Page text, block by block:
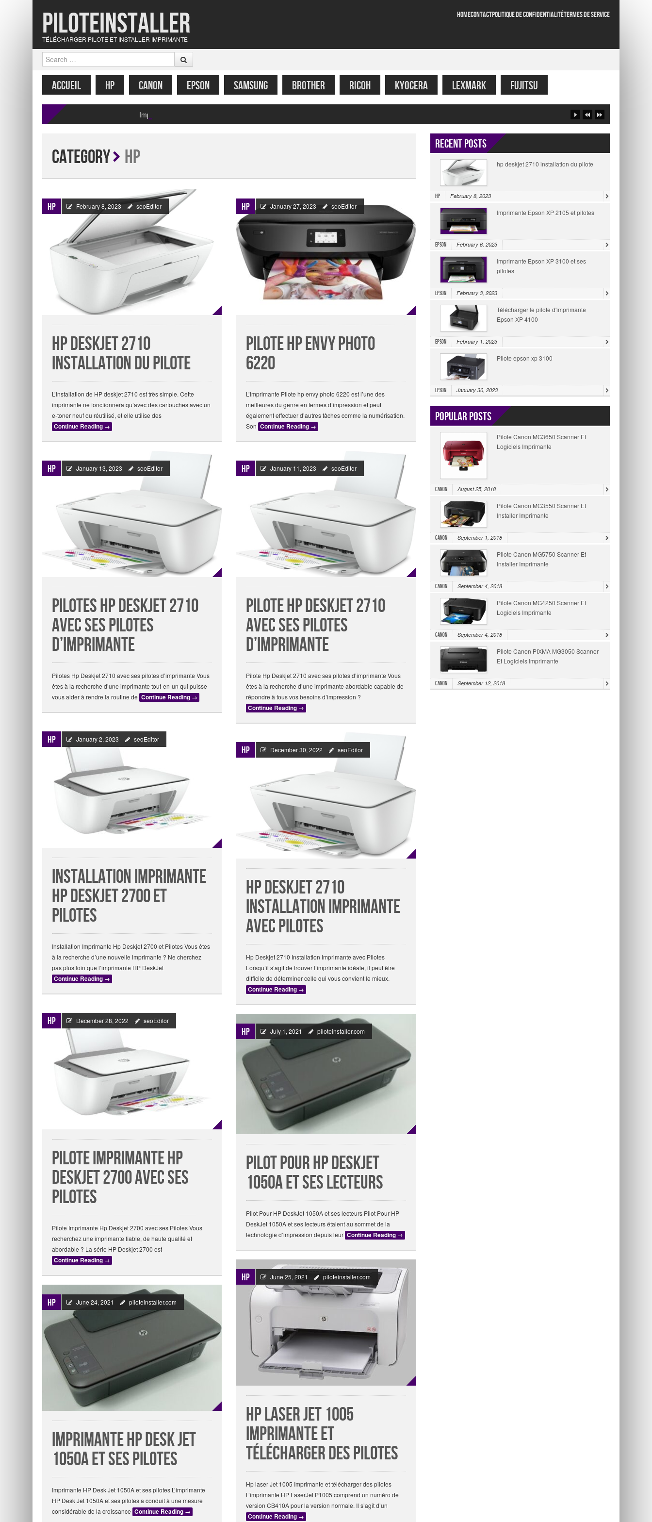
Piloteinstaller
TÉLÉCHARGER PILOTE ET INSTALLER IMPRIMANTE
HOMECONTACTPOLITIQUE DE CONFIDENTIALITÉTERMES DE SERVICE
Search
MENU
SKIP TO CONTENT
ACCUEIL HP CANON EPSON SAMSUNG BROTHER RICOH KYOCERA LEXMARK FUJITSU
Imprimante Epson XP 2105 et pilotes
Category HP
HP February 8, 2023 seoEditor
hp deskjet 2710
installation du pilote
L’installation de HP deskjet 2710 est très simple. Cette
imprimante ne fonctionnera qu’avec des cartouches avec un
e-toner neuf ou réutilisé, et elle utilise des
Continue Reading →
HP January 27, 2023 seoEditor
Pilote hp envy photo
6220
L’imprimante Pilote hp envy photo 6220 est l’une des
meilleures du genre en termes d’impression et peut
également effectuer d’autres tâches comme la numérisation.
Son Continue Reading →
HP January 13, 2023 seoEditor
Pilotes Hp Deskjet 2710
avec ses pilotes
d’imprimante
Pilotes Hp Deskjet 2710 avec ses pilotes d’imprimante Vous
êtes à la recherche d’une imprimante tout-en-un qui puisse
vous aider à rendre la routine de Continue Reading →
HP January 11, 2023 seoEditor
Pilote Hp Deskjet 2710
avec ses pilotes
d’imprimante
Pilote Hp Deskjet 2710 avec ses pilotes d’imprimante Vous
êtes à la recherche d’une imprimante abordable capable de
répondre à tous vos besoins d’impression ?
Continue Reading →
HP January 2, 2023 seoEditor
Installation Imprimante
Hp Deskjet 2700 et
Pilotes
Installation Imprimante Hp Deskjet 2700 et Pilotes Vous êtes
à la recherche d’une nouvelle imprimante ? Ne cherchez
pas plus loin que l’imprimante HP DeskJet
Continue Reading →
HP December 30, 2022 seoEditor
Hp Deskjet 2710
Installation Imprimante
avec Pilotes
Hp Deskjet 2710 Installation Imprimante avec Pilotes
Lorsqu’il s’agit de trouver l’imprimante idéale, il peut être
difficile de déterminer celle qui vous convient le mieux.
Continue Reading →
HP December 28, 2022 seoEditor
Pilote Imprimante Hp
Deskjet 2700 avec ses
Pilotes
Pilote Imprimante Hp Deskjet 2700 avec ses Pilotes Vous
recherchez une imprimante fiable, de haute qualité et
abordable ? La série HP Deskjet 2700 est
Continue Reading →
HP July 1, 2021 piloteinstaller.com
Pilot Pour HP DeskJet
1050A et ses lecteurs
Pilot Pour HP DeskJet 1050A et ses lecteurs Pilot Pour HP
DeskJet 1050A et ses lecteurs étaient au sommet de la
technologie d’impression depuis leur Continue Reading →
HP June 25, 2021 piloteinstaller.com
Hp laser Jet 1005
Imprimante et
télécharger des pilotes
Hp laser Jet 1005 Imprimante et télécharger des pilotes
L’imprimante HP LaserJet P1005 comprend un numéro de
version CB410A pour la version normale. Il s’agit d’un
Continue Reading →
HP June 24, 2021 piloteinstaller.com
Imprimante HP Desk Jet
1050A et ses pilotes
Imprimante HP Desk Jet 1050A et ses pilotes L’imprimante
HP Desk Jet 1050A et ses pilotes a conduit à une mesure
considérable de la croissance Continue Reading →
Recent Posts
hp deskjet 2710 installation du pilote
HP February 8, 2023
Imprimante Epson XP 2105 et pilotes
Epson February 6, 2023
Imprimante Epson XP 3100 et ses
pilotes
Epson February 3, 2023
Télécharger le pilote d'imprimante
Epson XP 4100
Epson February 1, 2023
Pilote epson xp 3100
Epson January 30, 2023
Popular Posts
Pilote Canon MG3650 Scanner Et
Logiciels Imprimante
Canon August 25, 2018
Pilote Canon MG3550 Scanner Et
Installer Imprimante
Canon September 1, 2018
Pilote Canon MG5750 Scanner Et
Installer Imprimante
Canon September 4, 2018
Pilote Canon MG4250 Scanner Et
Logiciels Imprimante
Canon September 4, 2018
Pilote Canon PIXMA MG3050 Scanner
Et Logiciels Imprimante
Canon September 12, 2018